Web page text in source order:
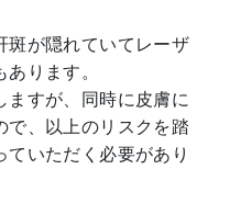
斑が隠れていてレーザ
ります。
ますが、同時に皮膚に
で、以上のリスクを踏
いただく必要があり